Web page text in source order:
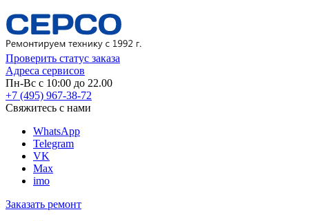
Проверить статус заказа
Адреса сервисов
Пн-Вс с 10:00 до 22.00
+7 (495) 967-38-72
Свяжитесь с нами
WhatsApp
Telegram
VK
Max
imo
Заказать ремонт